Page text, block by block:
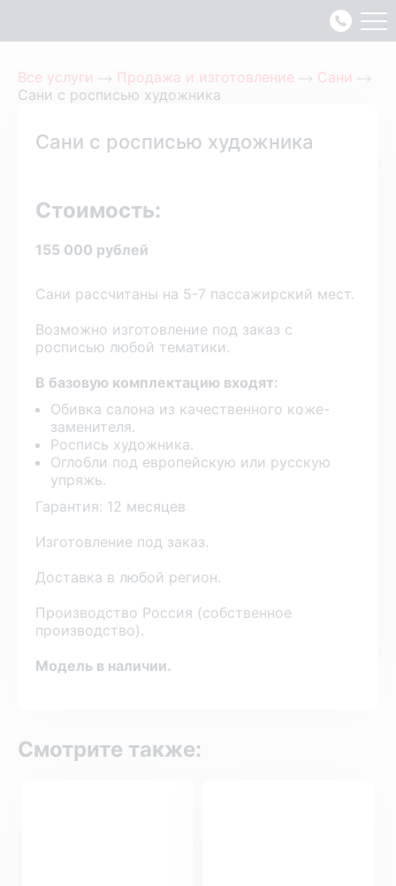
Все услуги Продажа и изготовление
Сани
Сани с росписью художника
Сани с росписью художника
Стоимость:
155 000 рублей
Сани рассчитаны на 5-7 пассажирский мест.
Возможно изготовление под заказ с
росписью любой тематики.
В базовую комплектацию входят:
Обивка салона из качественного коже-
заменителя.
Роспись художника.
Оглобли под европейскую или русскую
упряжь.
Гарантия: 12 месяцев
Изготовление под заказ.
Доставка в любой регион.
Производство Россия (собственное
производство).
Модель в наличии.
Смотрите также: